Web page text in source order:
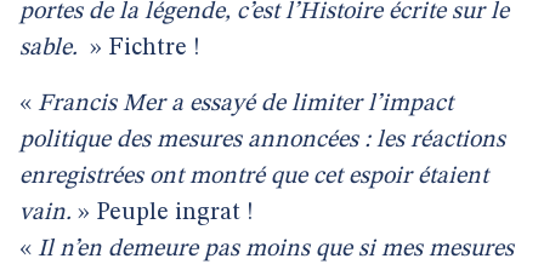
portes de la légende, c’est l’Histoire écrite sur le
sable. » Fichtre !
« Francis Mer a essayé de limiter l’impact
politique des mesures annoncées : les réactions
enregistrées ont montré que cet espoir étaient
vain. » Peuple ingrat !
« Il n’en demeure pas moins que si mes mesures